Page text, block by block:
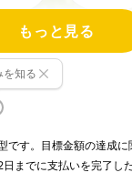
ンラッシュを
売し、現在も多く
おります（
ールインワント
た。（
もっと見る
を知る
です。目標金額の達成に
までに支払いを完了し